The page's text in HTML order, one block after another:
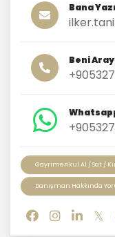
Bana
Beni
Gayrimenkul Al / Sat /
Danışman Hakkında